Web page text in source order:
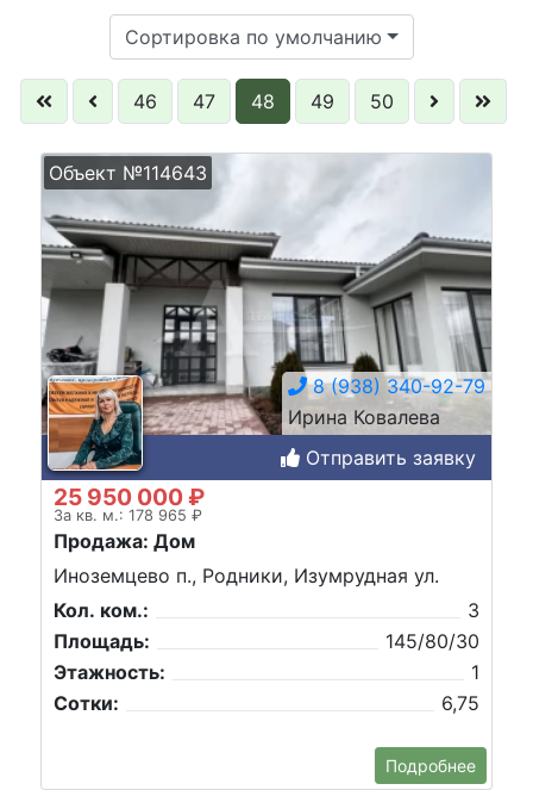
Сортировка по умолчанию
46 47 48 49 50
Объект №114643
8 (938) 340-92-79
Ирина Ковалева
Отправить заявку
25 950 000 ₽
За кв. м.: 178 965 ₽
Продажа: Дом
Иноземцево п., Родники, Изумрудная ул.
Кол. ком.:
3
Площадь:
145/80/30
Этажность:
1
Сотки:
6,75
Подробнее